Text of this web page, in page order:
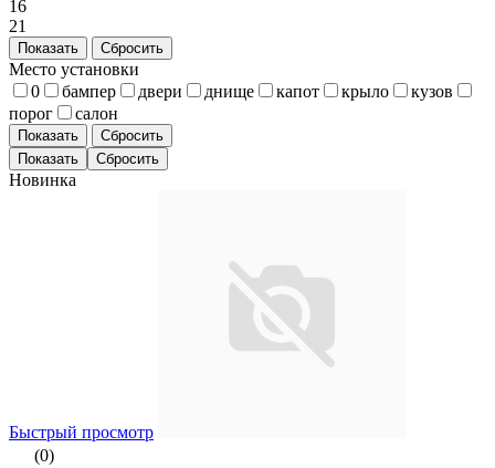
16
21
Показать Сбросить
Место установки
0
бампер двери днище капот крыло
кузов
порог
салон
Показать Сбросить
Новинка
Быстрый просмотр
(0)